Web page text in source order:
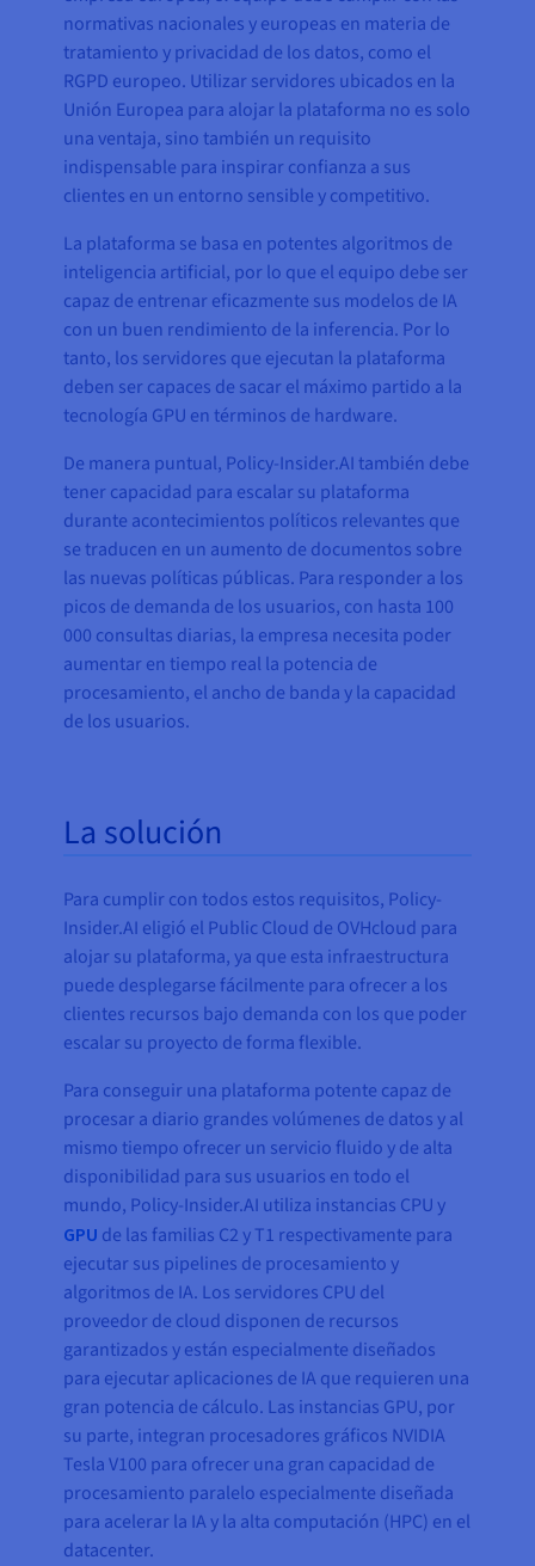
normativas nacionales y europeas en materia de
tratamiento y privacidad de los datos, como el
RGPD europeo. Utilizar servidores ubicados en la
Unión Europea para alojar la plataforma no es solo
una ventaja, sino también un requisito
indispensable para inspirar confianza a sus
clientes en un entorno sensible y competitivo.
La plataforma se basa en potentes algoritmos de
inteligencia artificial, por lo que el equipo debe ser
capaz de entrenar eficazmente sus modelos de IA
con un buen rendimiento de la inferencia. Por lo
tanto, los servidores que ejecutan la plataforma
deben ser capaces de sacar el máximo partido a la
tecnología GPU en términos de hardware.
De manera puntual, Policy-Insider.AI también debe
tener capacidad para escalar su plataforma
durante acontecimientos políticos relevantes que
se traducen en un aumento de documentos sobre
las nuevas políticas públicas. Para responder a los
picos de demanda de los usuarios, con hasta 100
000 consultas diarias, la empresa necesita poder
aumentar en tiempo real la potencia de
procesamiento, el ancho de banda y la capacidad
de los usuarios.
La solución
Para cumplir con todos estos requisitos, Policy-
Insider.AI eligió el Public Cloud de OVHcloud para
alojar su plataforma, ya que esta infraestructura
puede desplegarse fácilmente para ofrecer a los
clientes recursos bajo demanda con los que poder
escalar su proyecto de forma flexible.
Para conseguir una plataforma potente capaz de
procesar a diario grandes volúmenes de datos y al
mismo tiempo ofrecer un servicio fluido y de alta
disponibilidad para sus usuarios en todo el
mundo, Policy-Insider.AI utiliza instancias CPU y
GPU de las familias C2 y T1 respectivamente para
ejecutar sus pipelines de procesamiento y
algoritmos de IA. Los servidores CPU del
proveedor de cloud disponen de recursos
garantizados y están especialmente diseñados
para ejecutar aplicaciones de IA que requieren una
gran potencia de cálculo. Las instancias GPU, por
su parte, integran procesadores gráficos NVIDIA
Tesla V100 para ofrecer una gran capacidad de
procesamiento paralelo especialmente diseñada
para acelerar la IA y la alta computación (HPC) en el
datacenter.